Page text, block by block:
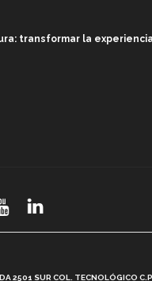
transformar la
2501 SUR COL. TECNOLÓGICO